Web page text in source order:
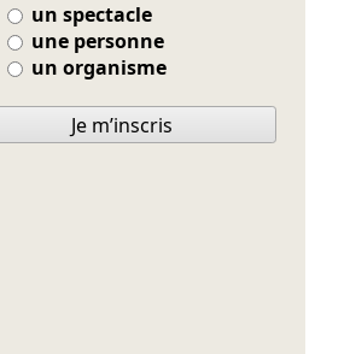
un spectacle
une personne
un organisme
Je m’inscris